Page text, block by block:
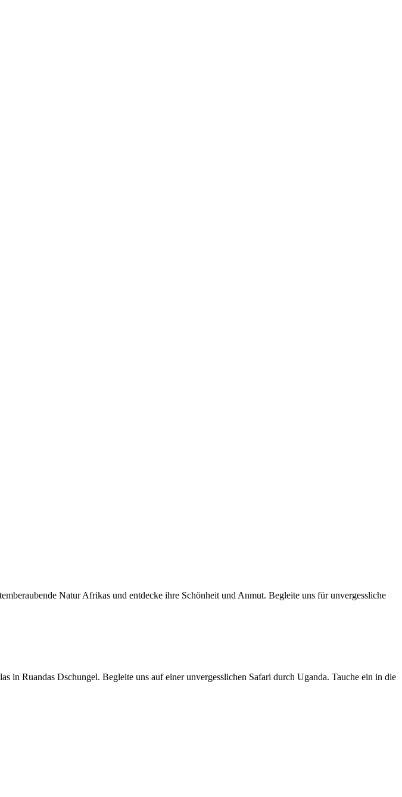
Natur Afrikas und entdecke ihre Schönheit und Anmut. Begleite uns für unvergessliche
Ruandas Dschungel. Begleite uns auf einer unvergesslichen Safari durch Uganda. Tauche ein in die